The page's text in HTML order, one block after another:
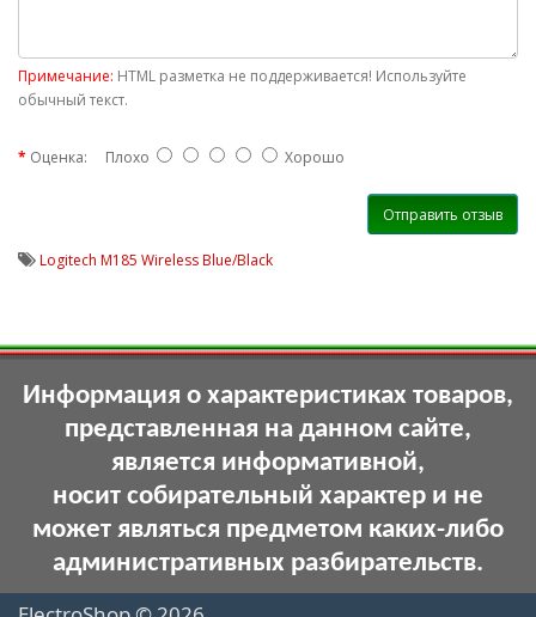
Примечание: HTML разметка не поддерживается! Используйте
обычный текст.
Оценка: Плохо Хорошо
Отправить отзыв
Logitech M185 Wireless Blue/Black
Информация о характеристиках товаров,
представленная на данном сайте,
является информативной,
носит собирательный характер и не
может являться предметом каких-либо
административных разбирательств.